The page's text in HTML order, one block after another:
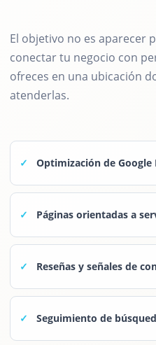
El objetivo no es aparecer
conectar tu negocio con
ofreces en una ubicación
atenderlas.
Optimización de Google
Páginas orientadas a
Reseñas y señales de
Seguimiento de